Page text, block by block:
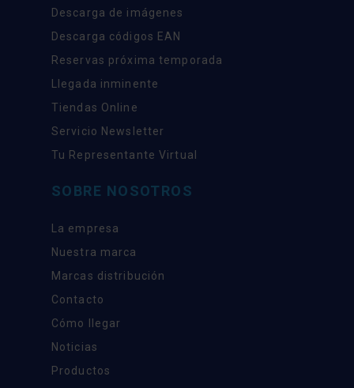
Descarga de imágenes
Descarga códigos EAN
Reservas próxima temporada
Llegada inminente
Tiendas Online
Servicio Newsletter
Tu Representante Virtual
SOBRE NOSOTROS
La empresa
Nuestra marca
Marcas distribución
Contacto
Cómo llegar
Noticias
Productos